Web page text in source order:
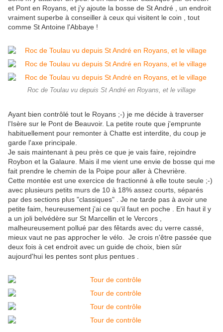
et Pont en Royans, et j'y ajoute la bosse de St André , un endroit
vraiment superbe à conseiller à ceux qui visitent le coin , tout
comme St Antoine l'Abbaye !
Roc de Toulau vu depuis St André en Royans, et le village
Ayant bien contrôlé tout le Royans ;-) je me décide à traverser
l'Isère sur le Pont de Beauvoir. La petite route que j'emprunte
habituellement pour remonter à Chatte est interdite, du coup je
garde l'axe principale.
Je sais maintenant à peu près ce que je vais faire, rejoindre
Roybon et la Galaure. Mais il me vient une envie de bosse qui me
fait prendre le chemin de la Poipe pour aller à Chevrière.
Cette montée est une exercice de fractionné à elle toute seule ;-)
avec plusieurs petits murs de 10 à 18% assez courts, séparés
par des sections plus "classiques" . Je ne tarde pas à avoir une
petite faim, heureusement j'ai ce qu'il faut en poche . En haut il y
a un joli belvédère sur St Marcellin et le Vercors ,
malheureusement pollué par des fêtards avec du verre cassé,
mieux vaut ne pas approcher le vélo. Je crois n'être passée que
deux fois à cet endroit avec un guide de choix, bien sûr
aujourd'hui les pentes sont plus pentues .